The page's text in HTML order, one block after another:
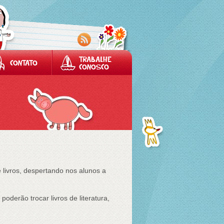
CONTATO TRABALHE
CONOSCO
despertando nos alunos a
trocar livros de literatura,